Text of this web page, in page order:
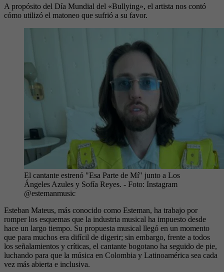
A propósito del Día Mundial del «Bullying», el artista nos contó
cómo utilizó el matoneo que sufrió a su favor.
El cantante estrenó "Esa Parte de Mí" junto a Los
Ángeles Azules y Sofía Reyes. - Foto: Instagram
@estemanmusic
Esteban Mateus, más conocido como Esteman, ha trabajo por
romper los esquemas que la industria musical ha impuesto desde
hace un largo tiempo. Su propuesta musical llegó en un momento
que para muchos era difícil de digerir; sin embargo, frente a todos
los señalamientos y críticas, el cantante bogotano ha seguido de pie,
luchando para que la música en Colombia y Latinoamérica sea cada
vez más abierta e inclusiva.